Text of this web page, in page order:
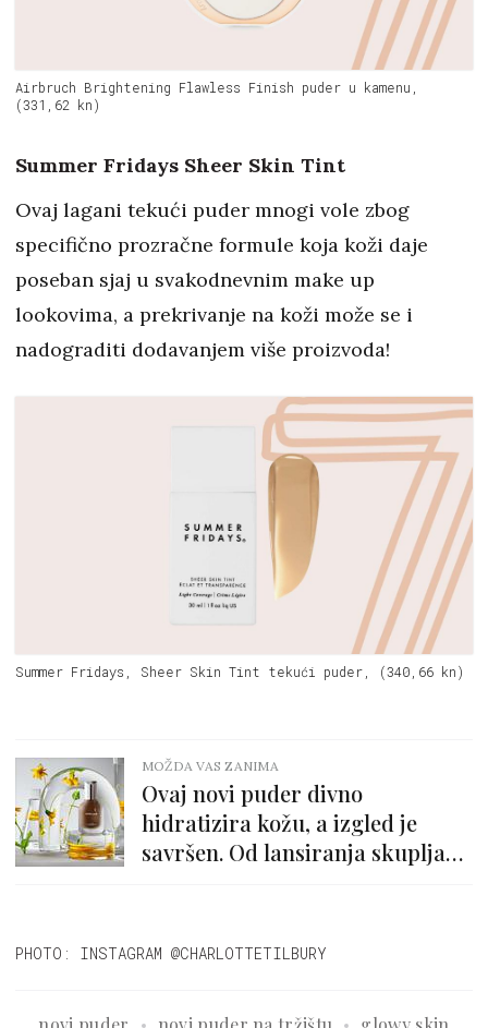
Airbruch Brightening Flawless Finish puder u kamenu,
(331,62 kn)
Summer Fridays Sheer Skin Tint
Ovaj lagani tekući puder mnogi vole zbog
specifično prozračne formule koja koži daje
poseban sjaj u svakodnevnim make up
lookovima, a prekrivanje na koži može se i
nadograditi dodavanjem više proizvoda!
Summer Fridays, Sheer Skin Tint tekući puder, (340,66 kn)
MOŽDA VAS ZANIMA
Ovaj novi puder divno
hidratizira kožu, a izgled je
savršen. Od lansiranja skuplja
PHOTO: INSTAGRAM @CHARLOTTETILBURY